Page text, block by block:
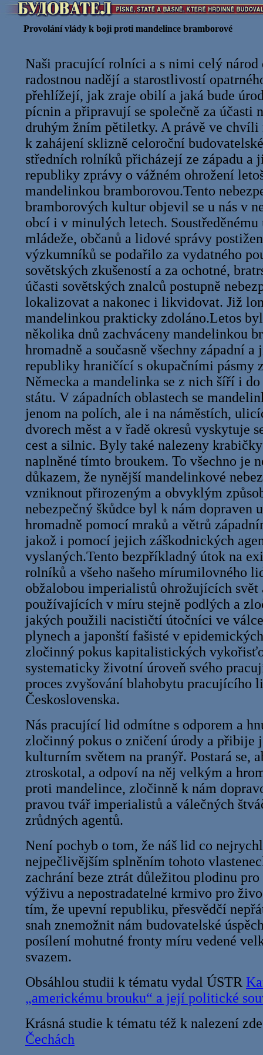
Provolání vlády k boji proti mandelince bramborové
Naši pracující rolníci a s nimi celý národ
radostnou nadějí a starostlivostí
přehlížejí, jak zraje obilí a jaká bude
pícnin a připravují se společně za účasti
druhým žním pětiletky. A právě ve chvíli
k zahájení sklizně celoroční
středních rolníků přicházejí ze západu a
republiky zprávy o vážném ohrožení
mandelinkou bramborovou.Tento
bramborových kultur objevil se u nás v
obcí i v minulých letech.
mládeže, občanů a lidové správy
výzkumníků se podařilo za vydatného
sovětských zkušeností a za ochotné,
účasti sovětských znalců postupně
lokalizovat a nakonec i likvidovat. Již
mandelinkou prakticky zdoláno.Letos
několika dnů zachváceny mandelinkou
hromadně a současně všechny západní
republiky hraničící s okupačními pásmy
Německa a mandelinka se z nich šíří i
státu. V západních oblastech se
jenom na polích, ale i na náměstích,
dvorech měst a v řadě okresů vyskytuje
cest a silnic. Byly také nalezeny
naplněné tímto broukem. To všechno je
důkazem, že nynější mandelinkové
vzniknout přirozeným a obvyklým
nebezpečný škůdce byl k nám dopraven
hromadně pomocí mraků a větrů
jakož i pomocí jejich záškodnických
vyslaných.Tento bezpříkladný útok na
rolníků a všeho našeho mírumilovného
obžalobou imperialistů ohrožujících svět
používajících v míru stejně podlých a
jakých použili nacističtí útočníci ve
plynech a japonští fašisté v
zločinný pokus kapitalistických
systematicky životní úroveň svého
proces zvyšování blahobytu pracujícího
Československa.
Nás pracující lid odmítne s odporem a
zločinný pokus o zničení úrody a přibije
kulturním světem na pranýř. Postará se,
ztroskotal, a odpoví na něj velkým a
proti mandelince, zločinně k nám
pravou tvář imperialistů a válečných
zrůdných agentů.
Není pochyb o tom, že náš lid co
nejpečlivějším splněním tohoto
zachrání beze ztrát důležitou plodinu pro
výživu a nepostradatelné krmivo pro
tím, že upevní republiku, přesvědčí
snah znemožnit nám budovatelské
posílení mohutné fronty míru vedené
svazem.
Obsáhlou studii k tématu vydal ÚSTR
„americkému brouku“ a její politické
Krásná studie k tématu též k nalezení
Čechách